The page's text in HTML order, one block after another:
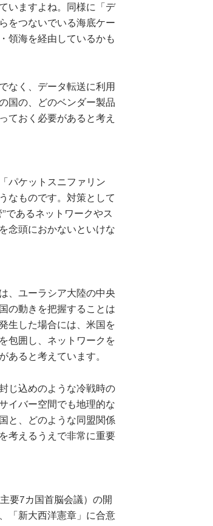
いますよね。同様に「デ
をつないでいる海底ケー
領海を経由しているかも
なく、データ転送に利用
国の、どのベンダー製品
ておく必要があると考え
パケットスニファリン
なものです。対策として
であるネットワークやス
念頭におかないといけな
、ユーラシア大陸の中央
の動きを把握することは
生した場合には、米国を
包囲し、ネットワークを
あると考えています。
じ込めのような冷戦時の
イバー空間でも地理的な
と、どのような同盟関係
考えるうえで非常に重要
要7カ国首脳会議）の開
「新大西洋憲章」に合意